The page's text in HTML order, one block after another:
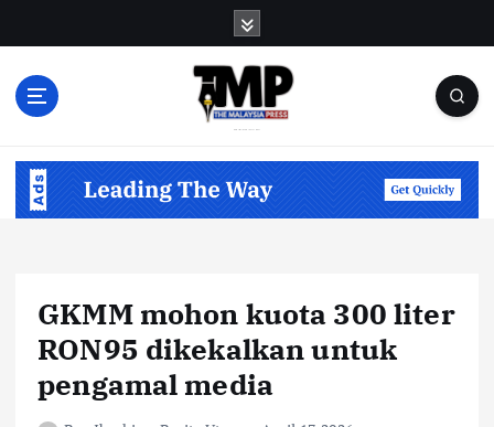
GKMM mohon kuota 300 liter
RON95 dikekalkan untuk
pengamal media